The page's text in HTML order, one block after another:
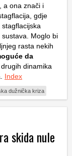
a ona znači i
gdje
Moglo bi
rasta nekih
da
dinamika
Index
dužnička kriza
skida nule